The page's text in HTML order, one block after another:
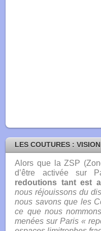
LES COUTURES :
Alors que la ZSP
d’être activée sur
redoutions tant est
nous réjouissons du
nous savons que les
ce que nous
menées sur Paris «